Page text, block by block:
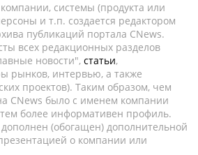
системы (продукта или
и т.п. создается редактором
публикаций портала CNews.
всех редакционных разделов
новости", статьи,
рынков, интервью, а также
проектов). Таким образом, чем
CNews было с именем компании
тем более информативен профиль.
(обогащен) дополнительной
о компании или